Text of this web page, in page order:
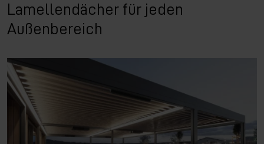
Lamellendächer für jeden
Außenbereich